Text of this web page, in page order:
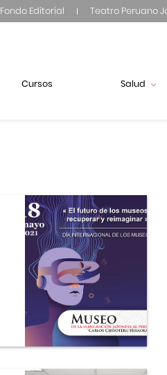
Fondo Editorial Teatro Peruano
Cursos Salud